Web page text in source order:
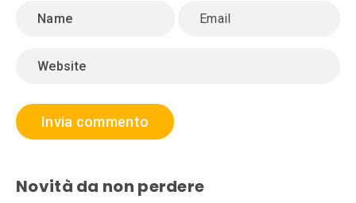
Novità da non perdere